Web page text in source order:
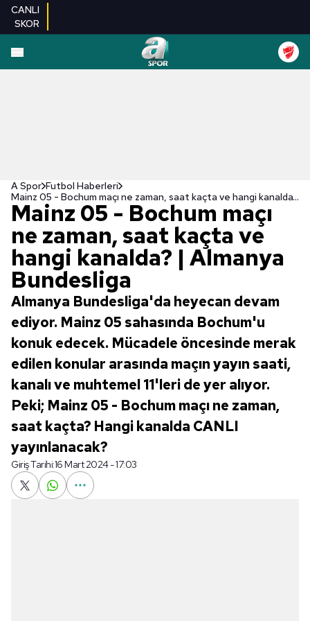
CANLI
SKOR
A Spor Futbol Haberleri
Mainz 05 - Bochum maçı ne zaman, saat kaçta ve hangi kanalda? | Almanya Bundesliga
Mainz 05 - Bochum maçı
ne zaman, saat kaçta ve
hangi kanalda? | Almanya
Bundesliga
Almanya Bundesliga'da heyecan devam
ediyor. Mainz 05 sahasında Bochum'u
konuk edecek. Mücadele öncesinde merak
edilen konular arasında maçın yayın saati,
kanalı ve muhtemel 11'leri de yer alıyor.
Peki; Mainz 05 - Bochum maçı ne zaman,
saat kaçta? Hangi kanalda CANLI
yayınlanacak?
Giriş Tarihi:16 Mart 2024 - 17:03